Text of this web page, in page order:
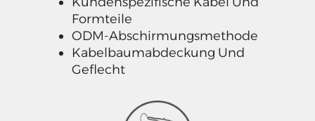
Formteile
ODM-Abschirmungsmethode
Kabelbaumabdeckung Und
Geflecht